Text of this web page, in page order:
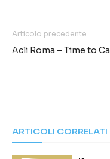
Articolo precedente
Acli Roma – Time to
ARTICOLI CORRELATI